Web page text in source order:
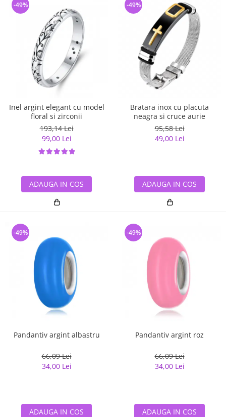
Inel argint elegant cu model
floral si zirconii
193,14 Lei
99,00 Lei
-49%
ADAUGA IN COS
Bratara inox cu placuta
neagra si cruce aurie
95,58 Lei
49,00 Lei
-49%
ADAUGA IN COS
Pandantiv argint albastru
66,09 Lei
34,00 Lei
-49%
ADAUGA IN COS
Pandantiv argint roz
66,09 Lei
34,00 Lei
-49%
ADAUGA IN COS